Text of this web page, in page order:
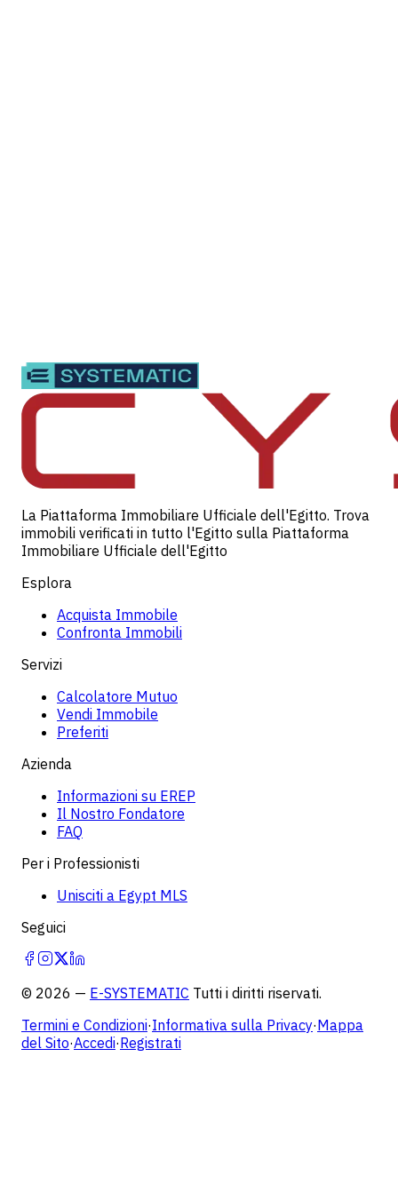
La Piattaforma Immobiliare Ufficiale dell'Egitto. Trova
immobili verificati in tutto l'Egitto sulla Piattaforma
Immobiliare Ufficiale dell'Egitto
Esplora
Acquista Immobile
Confronta Immobili
Servizi
Calcolatore Mutuo
Vendi Immobile
Preferiti
Azienda
Informazioni su EREP
Il Nostro Fondatore
FAQ
Per i Professionisti
Unisciti a Egypt MLS
Seguici
© 2026 — E-SYSTEMATIC Tutti i diritti riservati.
Termini e Condizioni·Informativa sulla Privacy·Mappa
del Sito·Accedi·Registrati